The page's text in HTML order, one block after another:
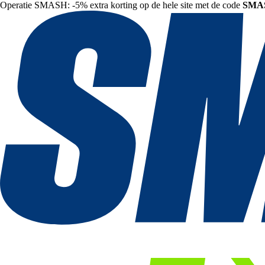
Operatie SMASH: -5% extra korting op de hele site met de code